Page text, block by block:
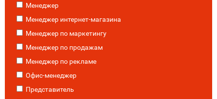
Менеджер
Менеджер интернет-магазина
Менеджер по маркетингу
Менеджер по продажам
Менеджер по рекламе
Офис-менеджер
Представитель